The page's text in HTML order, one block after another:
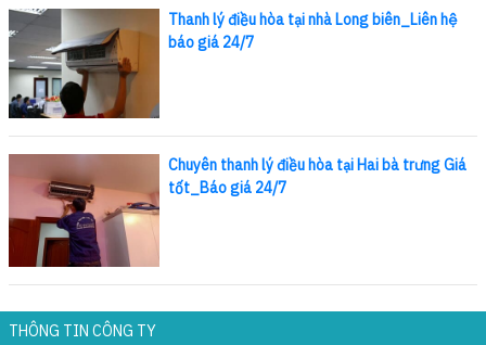
Thanh lý điều hòa tại nhà Long biên_Liên hệ
báo giá 24/7
Chuyên thanh lý điều hòa tại Hai bà trưng Giá
tốt_Báo giá 24/7
THÔNG TIN CÔNG TY